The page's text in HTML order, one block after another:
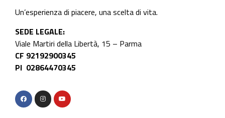
Un’esperienza di piacere, una scelta di vita.
SEDE LEGALE:
Viale Martiri della Libertà, 15 – Parma
CF 92192900345
PI 02864470345